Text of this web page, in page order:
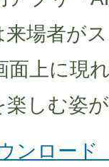
来場者が
面上に現
楽しむ姿
ンロード